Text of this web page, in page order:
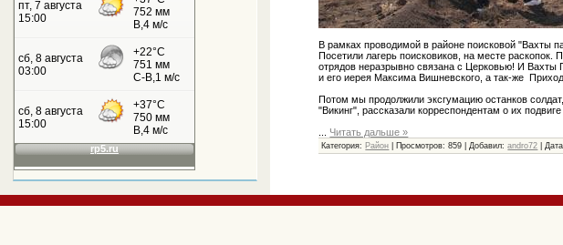
В рамках проводимой в районе поисковой "Вахты
Посетили лагерь поисковиков, на месте
отрядов неразрывно связана с Церковью! И
и его иерея Максима Вишневского, а так-же
Потом мы продолжили эксгумацию останков
"Викинг", рассказали корреспондентам о их
Читать дальше »
Категория: Район | Просмотров: 859 | Добавил:andro72 |